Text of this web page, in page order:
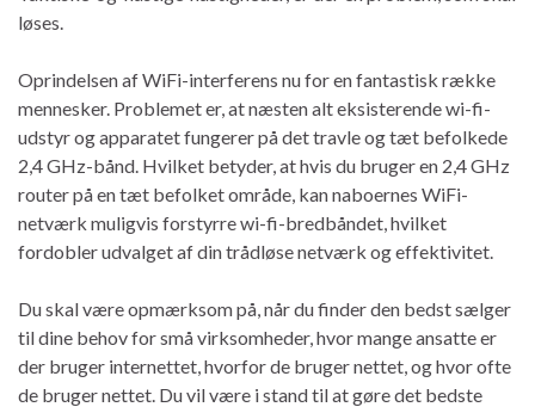
løses.
Oprindelsen af ​​WiFi-interferens nu for en fantastisk række
mennesker. Problemet er, at næsten alt eksisterende wi-fi-
udstyr og apparatet fungerer på det travle og tæt befolkede
2,4 GHz-bånd. Hvilket betyder, at hvis du bruger en 2,4 GHz
router på en tæt befolket område, kan naboernes WiFi-
netværk muligvis forstyrre wi-fi-bredbåndet, hvilket
fordobler udvalget af din trådløse netværk og effektivitet.
Du skal være opmærksom på, når du finder den bedst sælger
til dine behov for små virksomheder, hvor mange ansatte er
der bruger internettet, hvorfor de bruger nettet, og hvor ofte
de bruger nettet. Du vil være i stand til at gøre det bedste